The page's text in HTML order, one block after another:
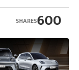
600
SHARES